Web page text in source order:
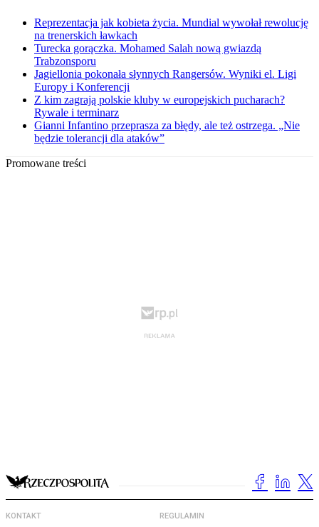
Reprezentacja jak kobieta życia. Mundial wywołał rewolucję
na trenerskich ławkach
Turecka gorączka. Mohamed Salah nową gwiazdą
Trabzonsporu
Jagiellonia pokonała słynnych Rangersów. Wyniki el. Ligi
Europy i Konferencji
Z kim zagrają polskie kluby w europejskich pucharach?
Rywale i terminarz
Gianni Infantino przeprasza za błędy, ale też ostrzega. „Nie
będzie tolerancji dla ataków”
Promowane treści
KONTAKT REGULAMIN